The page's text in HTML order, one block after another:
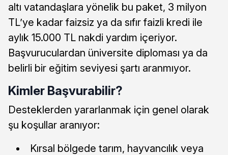
altı vatandaşlara yönelik bu paket, 3 milyon
TL’ye kadar faizsiz ya da sıfır faizli kredi ile
aylık 15.000 TL nakdi yardım içeriyor.
Başvuruculardan üniversite diploması ya da
belirli bir eğitim seviyesi şartı aranmıyor.
Kimler Başvurabilir?
Desteklerden yararlanmak için genel olarak
şu koşullar aranıyor:
Kırsal bölgede tarım, hayvancılık veya